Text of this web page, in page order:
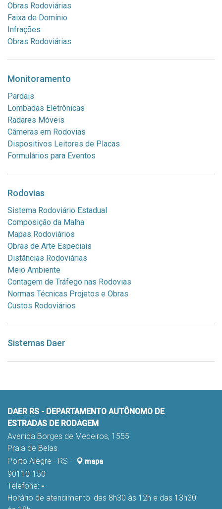
Obras Rodoviárias
Faixa de Domínio
Infrações
Obras Rodoviárias
Monitoramento
Pardais
Lombadas Eletrônicas
Radares Móveis
Câmeras em Rodovias
Dispositivos Leitores de Placas
Formulários para Eventos
Rodovias
Sistema Rodoviário Estadual
Composição da Malha
Mapas Rodoviários
Obras de Arte Especiais
Distâncias Rodoviárias
Meio Ambiente
Contagem de Tráfego nas Rodovias
Normas Técnicas Projetos e Obras
Custos Rodoviários
Sistemas Daer
DAER RS - DEPARTAMENTO AUTÔNOMO DE
ESTRADAS DE RODAGEM
Avenida Borges de Medeiros, 1555
Praia de Belas
Porto Alegre - RS -
mapa
90110-150
Telefone: -
Horário de atendimento: das 8h30 às 12h e das 13h30